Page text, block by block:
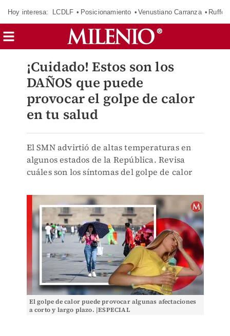
Hoy interesa: LCDLF Posicionamiento Venustiano Carranza Ruffo
¡Cuidado! Estos son los
DAÑOS que puede
provocar el golpe de calor
en tu salud
El SMN advirtió de altas temperaturas en
algunos estados de la República. Revisa
cuáles son los síntomas del golpe de calor
El golpe de calor puede provocar algunas afectaciones
a corto y largo plazo. |ESPECIAL